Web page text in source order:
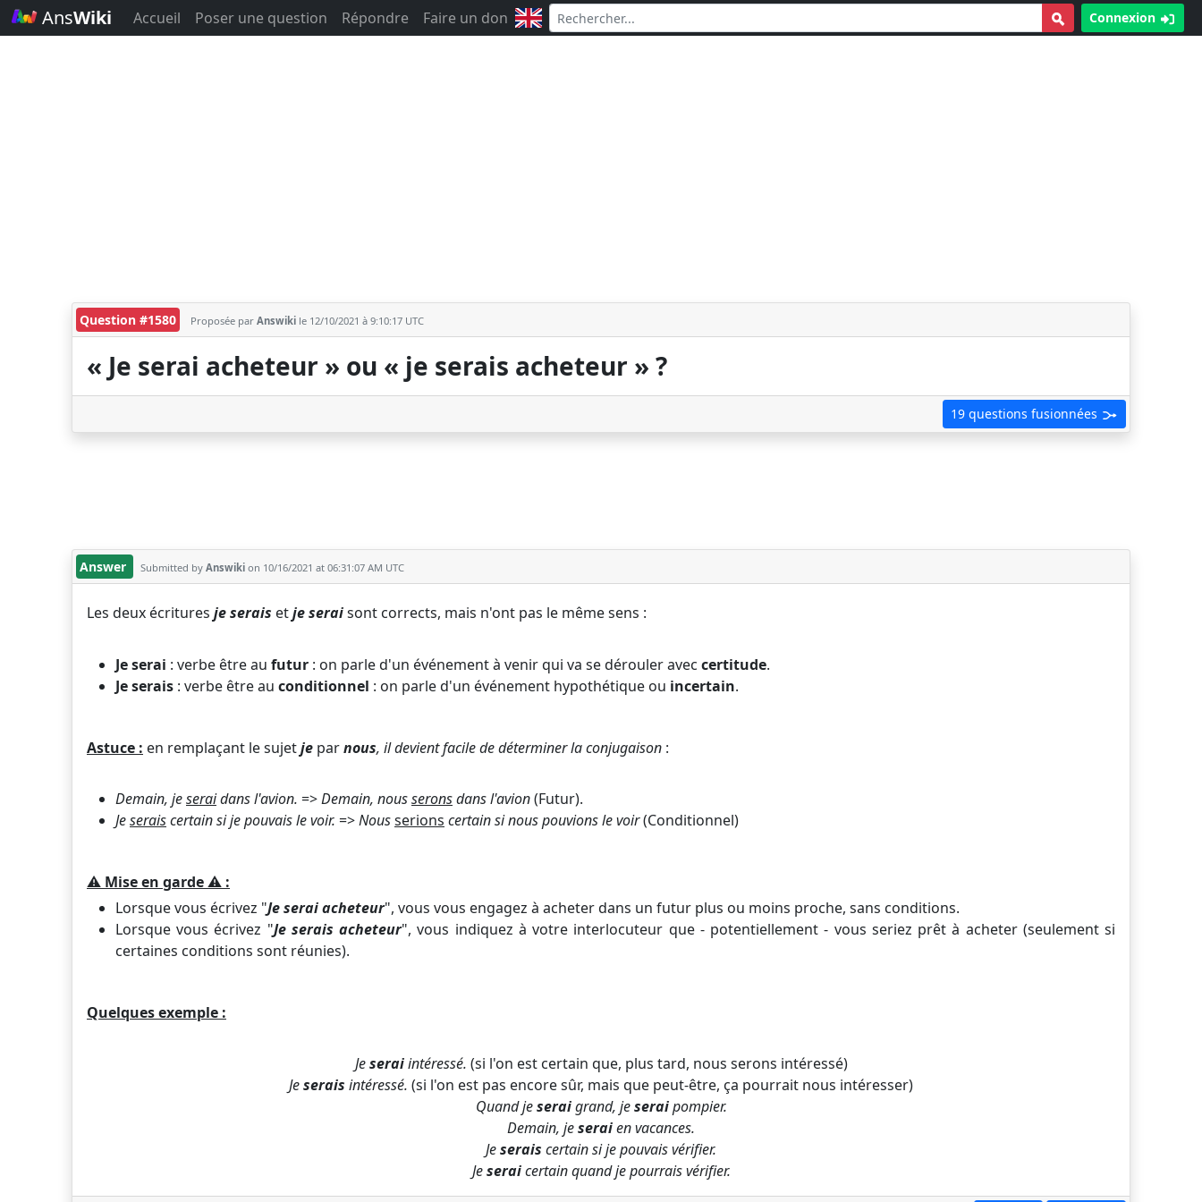
AnsWiki Accueil Poser une question Répondre Faire un don Connexion
Question #1580 Proposée par Answiki le 12/10/2021 à 9:10:17 UTC
« Je serai acheteur » ou « je serais acheteur » ?
19 questions fusionnées
Answer Submitted by Answiki on 10/16/2021 at 06:31:07 AM UTC
Les deux écritures je serais etje seraisont corrects, mais n'ont pas le même sens :
Je serai : verbe être au futur : on parle d'un événement à venir qui va se dérouler avec certitude.
Je serais : verbe être au conditionnel : on parle d'un événement hypothétique ou incertain.
Astuce : en remplaçant le sujetje parnous, il devient facile de déterminer la conjugaison :
Demain, jeseraidans l'avion. =>Demain, nousseronsdans l'avion(Futur).
Jeseraiscertain si je pouvais le voir. =>Nousserions certain si nous pouvions le voir(Conditionnel)
⚠️ Mise en garde⚠️ :
Lorsque vous écrivez "Je serai acheteur", vous vous engagez à acheter dans un futur plus ou moins proche, sans conditions.
Lorsque vous écrivez "Je serais acheteur", vous indiquez à votre interlocuteur que - potentiellement - vous seriez prêt à acheter (seulement si
certaines conditions sont réunies).
Quelques exemple :
Jeseraiintéressé. (si l'on est certain que, plus tard, nous serons intéressé)
Jeserais intéressé. (si l'on est pas encore sûr, mais que peut-être, ça pourrait nous intéresser)
Quand jeseraigrand, jeseraipompier.
Demain, jeseraien vacances.
Jeserais certain si je pouvais vérifier.
Jeseraicertain quand je pourrais vérifier.